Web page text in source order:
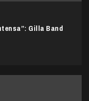
Gilla Band